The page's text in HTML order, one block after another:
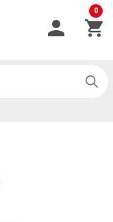
0